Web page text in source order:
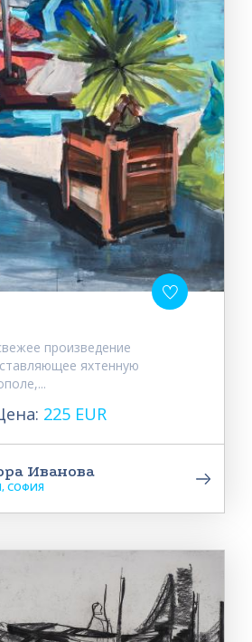
произведение
яхтенную
225 EUR
Иванова
СОФИЯ